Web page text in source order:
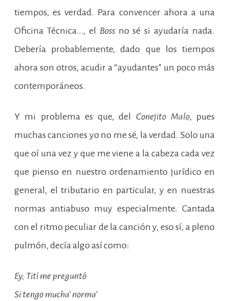
tiempos, es verdad. Para convencer ahora a una
Oficina Técnica…, el Bossno sé si ayudaría nada.
Debería probablemente, dado que los tiempos
ahora son otros, acudir a “ayudantes” un poco más
contemporáneos.
Y mi problema es que, del Conejito Malo, pues
muchas canciones yo no me sé, la verdad. Solo una
que oí una vez y que me viene a la cabeza cada vez
que pienso en nuestro ordenamiento jurídico en
general, el tributario en particular, y en nuestras
normas antiabuso muy especialmente. Cantada
con el ritmo peculiar de la canción y, eso sí, a pleno
pulmón, decía algo así como:
Ey, Tití me preguntó
Si tengo mucha’ norma’